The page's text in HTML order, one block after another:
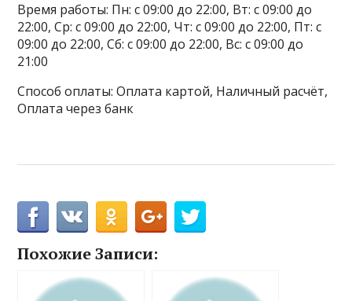
Время работы: Пн: с 09:00 до 22:00, Вт: с 09:00 до
22:00, Ср: с 09:00 до 22:00, Чт: с 09:00 до 22:00, Пт: с
09:00 до 22:00, Сб: с 09:00 до 22:00, Вс: с 09:00 до
21:00
Способ оплаты: Оплата картой, Наличный расчёт,
Оплата через банк
Похожие Записи: